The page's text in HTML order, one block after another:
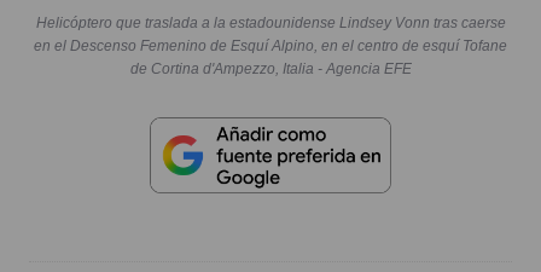
Helicóptero que traslada a la estadounidense Lindsey Vonn tras caerse
en el Descenso Femenino de Esquí Alpino, en el centro de esquí Tofane
de Cortina d'Ampezzo, Italia - Agencia EFE